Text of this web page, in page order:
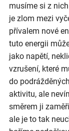
musíme si z
je zlom mezi
přívalem nové
tuto energii
jako napětí,
vzrušení, které
do
aktivitu, ale
směrem ji
ale je to tak